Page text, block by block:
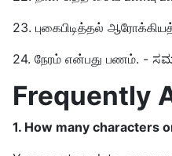
23. புகைபிடித்தல்
24. நேரம் என்பது பணம். -
Frequently
1. How many characters